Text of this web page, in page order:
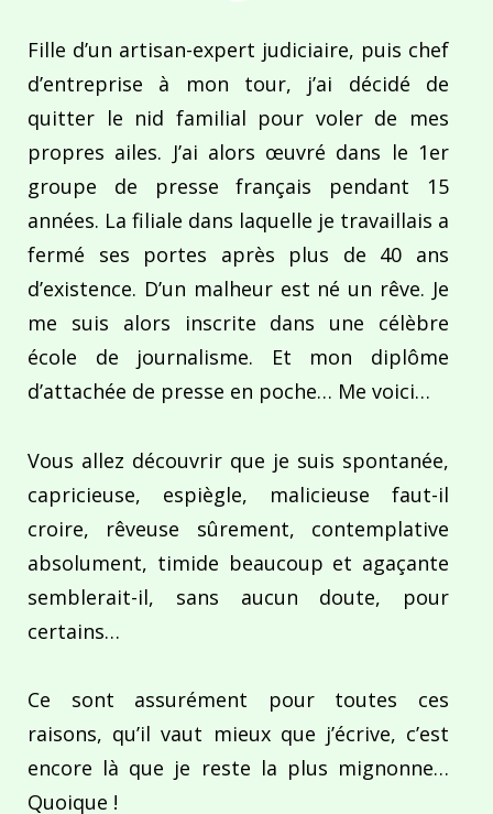
Fille d’un artisan-expert judiciaire, puis chef
d’entreprise à mon tour, j’ai décidé de
quitter le nid familial pour voler de mes
propres ailes. J’ai alors œuvré dans le 1er
groupe de presse français pendant 15
années. La filiale dans laquelle je travaillais a
fermé ses portes après plus de 40 ans
d’existence. D’un malheur est né un rêve. Je
me suis alors inscrite dans une célèbre
école de journalisme. Et mon diplôme
d’attachée de presse en poche… Me voici…
Vous allez découvrir que je suis spontanée,
capricieuse, espiègle, malicieuse faut-il
croire, rêveuse sûrement, contemplative
absolument, timide beaucoup et agaçante
semblerait-il, sans aucun doute, pour
certains…
Ce sont assurément pour toutes ces
raisons, qu’il vaut mieux que j’écrive, c’est
encore là que je reste la plus mignonne…
Quoique !